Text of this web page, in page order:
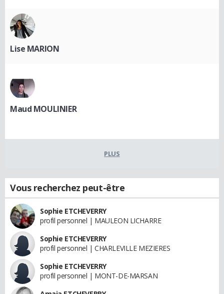
Lise MARION
Maud MOULINIER
PLUS
Vous recherchez peut-être
Sophie ETCHEVERRY
profil personnel | MAULEON LICHARRE
Sophie ETCHEVERRY
profil personnel | CHARLEVILLE MEZIERES
Sophie ETCHEVERRY
profil personnel | MONT-DE-MARSAN